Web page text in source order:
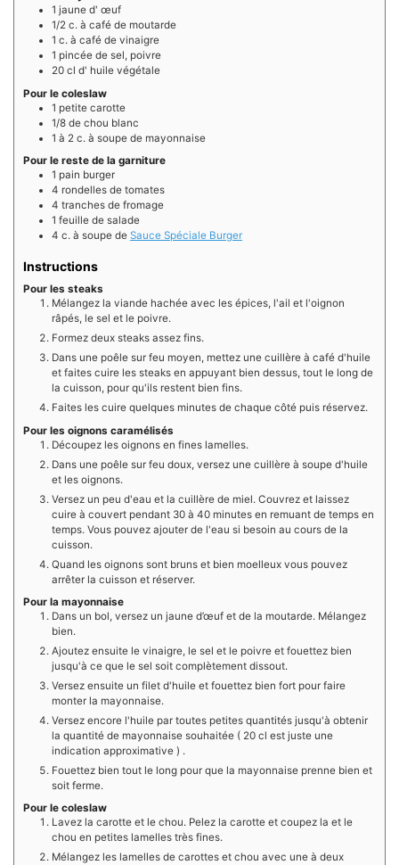
1 jaune d' œuf
1/2 c. à café de moutarde
1 c. à café de vinaigre
1 pincée de sel, poivre
20 cl d' huile végétale
Pour le coleslaw
1 petite carotte
1/8 de chou blanc
1 à 2 c. à soupe de mayonnaise
Pour le reste de la garniture
1 pain burger
4 rondelles de tomates
4 tranches de fromage
1 feuille de salade
4 c. à soupe de Sauce Spéciale Burger
Instructions
Pour les steaks
Mélangez la viande hachée avec les épices, l'ail et l'oignon
râpés, le sel et le poivre.
Formez deux steaks assez fins.
Dans une poêle sur feu moyen, mettez une cuillère à café d'huile
et faites cuire les steaks en appuyant bien dessus, tout le long de
la cuisson, pour qu'ils restent bien fins.
Faites les cuire quelques minutes de chaque côté puis réservez.
Pour les oignons caramélisés
Découpez les oignons en fines lamelles.
Dans une poêle sur feu doux, versez une cuillère à soupe d'huile
et les oignons.
Versez un peu d'eau et la cuillère de miel. Couvrez et laissez
cuire à couvert pendant 30 à 40 minutes en remuant de temps en
temps. Vous pouvez ajouter de l'eau si besoin au cours de la
cuisson.
Quand les oignons sont bruns et bien moelleux vous pouvez
arrêter la cuisson et réserver.
Pour la mayonnaise
Dans un bol, versez un jaune d’œuf et de la moutarde. Mélangez
bien.
Ajoutez ensuite le vinaigre, le sel et le poivre et fouettez bien
jusqu'à ce que le sel soit complètement dissout.
Versez ensuite un filet d'huile et fouettez bien fort pour faire
monter la mayonnaise.
Versez encore l'huile par toutes petites quantités jusqu'à obtenir
la quantité de mayonnaise souhaitée ( 20 cl est juste une
indication approximative ) .
Fouettez bien tout le long pour que la mayonnaise prenne bien et
soit ferme.
Pour le coleslaw
Lavez la carotte et le chou. Pelez la carotte et coupez la et le
chou en petites lamelles très fines.
Mélangez les lamelles de carottes et chou avec une à deux